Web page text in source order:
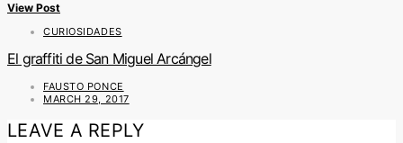
View Post
CURIOSIDADES
El graffiti de San Miguel Arcángel
FAUSTO PONCE
MARCH 29, 2017
LEAVE A REPLY